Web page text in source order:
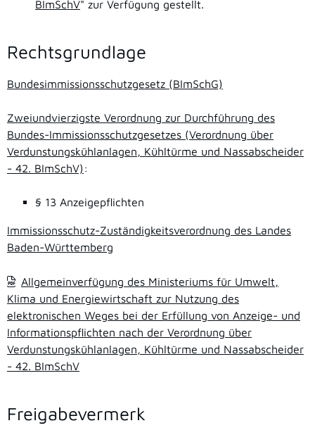
BImSchV" zur Verfügung gestellt.
Rechtsgrundlage
Bundesimmissionsschutzgesetz (BImSchG)
Zweiundvierzigste Verordnung zur Durchführung des
Bundes-Immissionsschutzgesetzes (Verordnung über
Verdunstungskühlanlagen, Kühltürme und Nassabscheider
- 42. BImSchV) :
§ 13 Anzeigepflichten
Immissionsschutz-Zuständigkeitsverordnung des Landes
Baden-Württemberg
Allgemeinverfügung des Ministeriums für Umwelt,
Klima und Energiewirtschaft zur Nutzung des
elektronischen Weges bei der Erfüllung von Anzeige- und
Informationspflichten nach der Verordnung über
Verdunstungskühlanlagen, Kühltürme und Nassabscheider
- 42. BImSchV
Freigabevermerk